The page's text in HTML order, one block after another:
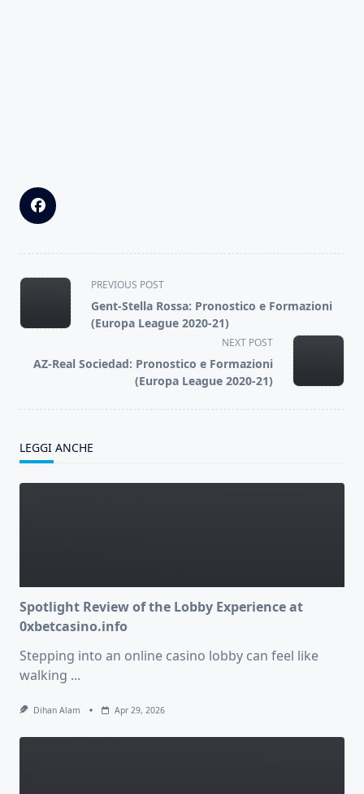
<span
class="nav-
subtitle
reader-
text">Page</span>
PREVIOUS POST
Gent-Stella Rossa: Pronostico e Formazioni
(Europa League 2020-21)
NEXT POST
AZ-Real Sociedad: Pronostico e Formazioni
(Europa League 2020-21)
LEGGI ANCHE
Spotlight Review of the Lobby Experience at
0xbetcasino.info
Stepping into an online casino lobby can feel like
walking ...
Dihan Alam Apr 29, 2026